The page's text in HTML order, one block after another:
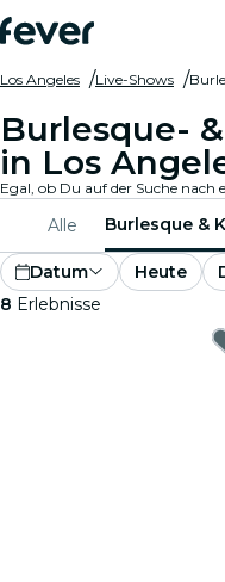
Los Angeles Live-Shows
Burlesque-
in Los
Alle Burlesque &
Datum Heute
8 Erlebnisse